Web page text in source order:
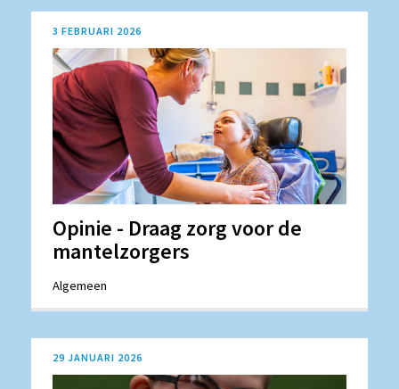
3 FEBRUARI 2026
Opinie - Draag zorg voor de
mantelzorgers
Algemeen
29 JANUARI 2026